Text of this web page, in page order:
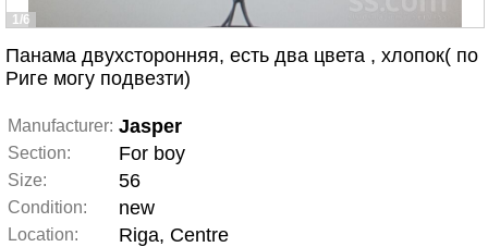
1/6
Панама двухсторонняя, есть два цвета , хлопок( по
Риге могу подвезти)
Manufacturer: Jasper
Section: For boy
Size: 56
Condition: new
Location: Riga, Centre